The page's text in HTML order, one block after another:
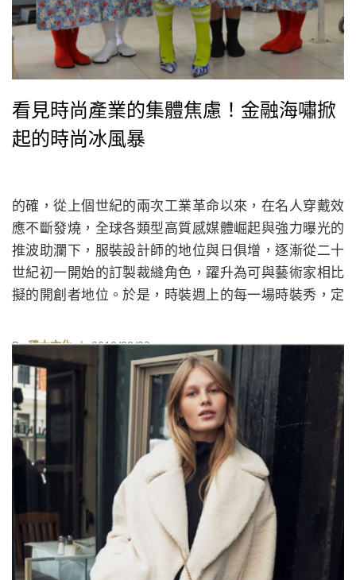
看見時尚產業的集體焦慮！金融海嘯掀
起的時尚冰風暴
的確，從上個世紀的兩次工業革命以來，在名人穿戴效
應不斷發燒，全球各類型高質感媒體崛起與強力曝光的
推波助瀾下，服裝設計師的地位與日俱增，逐漸從二十
世紀初一開始的訂製裁縫角色，躍升為可與藝術家相比
擬的開創者地位。於是，時裝週上的每一場時裝秀，定
到品牌征戰下一季時尚沙場的爆發力。
By積木文化| 2019/09/23